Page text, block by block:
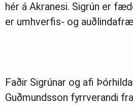
hér á Akranesi. Sigrún er
er umhverfis- og
Faðir Sigrúnar og afi
Guðmundsson fyrr­ver­andi